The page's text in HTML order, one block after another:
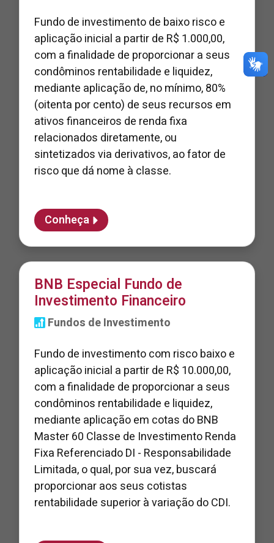
Fundo de investimento de baixo risco e
aplicação inicial a partir de R$ 1.000,00,
com a finalidade de proporcionar a seus
condôminos rentabilidade e liquidez,
mediante aplicação de, no mínimo, 80%
(oitenta por cento) de seus recursos em
ativos financeiros de renda fixa
relacionados diretamente, ou
sintetizados via derivativos, ao fator de
risco que dá nome à classe.
Conheça
BNB Especial Fundo de
Investimento Financeiro
Fundos de Investimento
Fundo de investimento com risco baixo e
aplicação inicial a partir de R$ 10.000,00,
com a finalidade de proporcionar a seus
condôminos rentabilidade e liquidez,
mediante aplicação em cotas do BNB
Master 60 Classe de Investimento Renda
Fixa Referenciado DI - Responsabilidade
Limitada, o qual, por sua vez, buscará
proporcionar aos seus cotistas
rentabilidade superior à variação do CDI.